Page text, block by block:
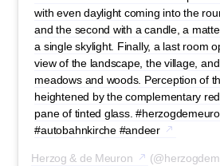
with even daylight coming into the
and the second with a candle, a
a single skylight. Finally, a last room
view of the landscape, the village,
meadows and woods. Perception of
heightened by the complementary
pane of tinted glass.
#autobahnkirche #andeer
Herzog & de Meuron